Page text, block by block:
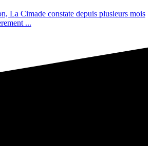
La Cimade constate depuis plusieurs mois
...